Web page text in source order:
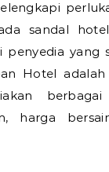
sandal
penyedia yang
Hotel
harga